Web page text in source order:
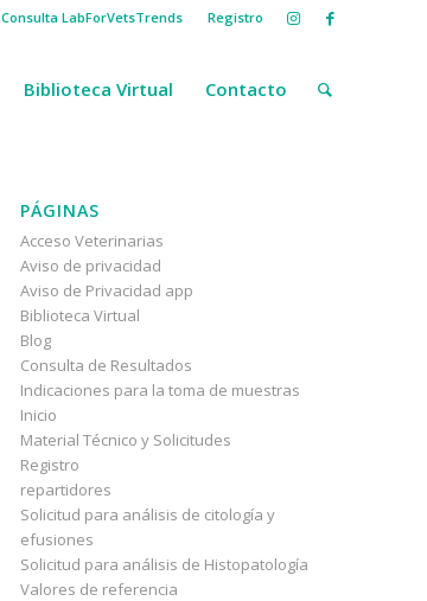
Consulta LabForVetsTrends Registro
Biblioteca Virtual Contacto
PÁGINAS
Acceso Veterinarias
Aviso de privacidad
Aviso de Privacidad app
Biblioteca Virtual
Blog
Consulta de Resultados
Indicaciones para la toma de muestras
Inicio
Material Técnico y Solicitudes
Registro
repartidores
Solicitud para análisis de citología y
efusiones
Solicitud para análisis de Histopatología
Valores de referencia